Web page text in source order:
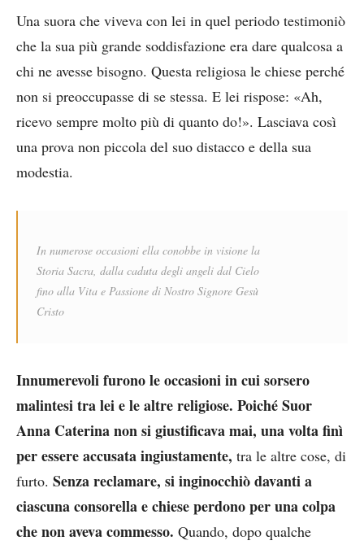
Una suora che viveva con lei in quel periodo testimoniò
che la sua più grande soddisfazione era dare qualcosa a
chi ne avesse bisogno. Questa religiosa le chiese perché
non si preoccupasse di se stessa. E lei rispose: «Ah,
ricevo sempre molto più di quanto do!». Lasciava così
una prova non piccola del suo distacco e della sua
modestia.
In numerose occasioni ella conobbe in visione la
Storia Sacra, dalla caduta degli angeli dal Cielo
fino alla Vita e Passione di Nostro Signore Gesù
Cristo
Innumerevoli furono le occasioni in cui sorsero
malintesi tra lei e le altre religiose. Poiché Suor
Anna Caterina non si giustificava mai, una volta finì
per essere accusata ingiustamente, tra le altre cose, di
furto. Senza reclamare, si inginocchiò davanti a
ciascuna consorella e chiese perdono per una colpa
che non aveva commesso. Quando, dopo qualche